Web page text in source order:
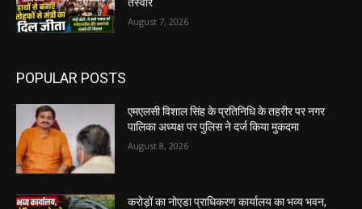
August 7, 2026
POPULAR POSTS
एमएलसी विशाल सिंह के प्रतिनिधि के तहरीर पर नगर
पालिका अध्यक्ष पर पुलिस ने दर्ज किया मुकदमा
August 8, 2026
करोड़ों का नोएडा प्राधिकरण कार्यालय का भव्य भवन,